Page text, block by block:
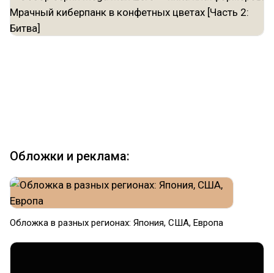
Обложки и реклама:
Обложка в разных регионах: Япония, США, Европа